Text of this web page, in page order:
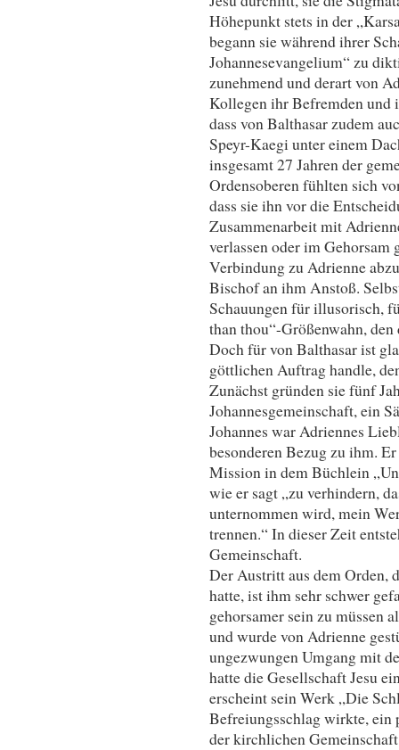
Höhepunkt stets in der
begann sie während ihrer
Johannesevangelium“ zu
zunehmend und derart von
Kollegen ihr Befremden und
dass von Balthasar zudem
Speyr-Kaegi unter einem
insgesamt 27 Jahren der
Ordensoberen fühlten sich
dass sie ihn vor die
Zusammenarbeit mit
verlassen oder im Gehorsam
Verbindung zu Adrienne
Bischof an ihm Anstoß.
Schauungen für illusorisch,
than thou“-Größenwahn,
Doch für von Balthasar ist
göttlichen Auftrag handle,
Zunächst gründen sie fünf
Johannesgemeinschaft, ein
Johannes war Adriennes
besonderen Bezug zu ihm.
Mission in dem Büchlein
wie er sagt „zu verhindern,
unternommen wird, mein
trennen.“ In dieser Zeit
Gemeinschaft.
Der Austritt aus dem Orden,
hatte, ist ihm sehr schwer
gehorsamer sein zu müssen
und wurde von Adrienne
ungezwungen Umgang mit
hatte die Gesellschaft Jesu
erscheint sein Werk „Die
Befreiungsschlag wirkte, ein
der kirchlichen